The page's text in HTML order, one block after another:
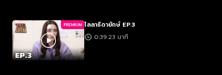
PREMIUM ไลลาธิดายักษ์ EP.3
0:39:23 นาที